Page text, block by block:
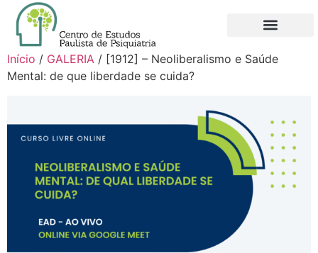
Início / GALERIA / [1912] – Neoliberalismo e Saúde
Mental: de que liberdade se cuida?